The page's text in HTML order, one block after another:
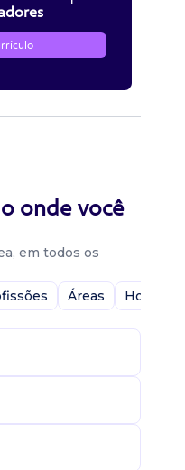
onde você
em todos os
Áreas Home-